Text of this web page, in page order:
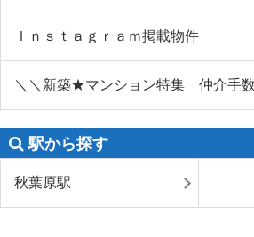
Ｉｎｓｔａｇｒａｍ掲載物件
＼＼新築★マンション特集 仲介手
駅から探す
秋葉原駅